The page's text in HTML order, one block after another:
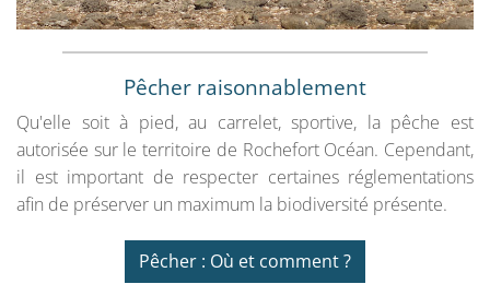
Pêcher raisonnablement
Qu'elle soit à pied, au carrelet, sportive, la pêche est
autorisée sur le territoire de Rochefort Océan. Cependant,
il est important de respecter certaines réglementations
afin de préserver un maximum la biodiversité présente.
Pêcher : Où et comment ?